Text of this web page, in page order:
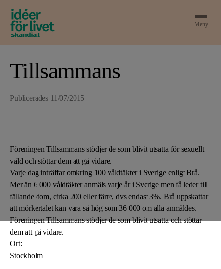
Meny
Tillsammans
Publicerades 11/07/2015
Föreningen Tillsammans stödjer de som blivit utsatta för sexuellt
våld och stöttar dem att gå vidare.
Varje dag inträffar omkring 100 våldtäkter i Sverige enligt Brå.
Mer än 6 000 våldtäkter anmäls varje år i Sverige men få leder till
fällande dom, cirka 200 eller färre, dvs endast 3%. Brå uppskattar
att mörkertalet kan vara så hög som 36 000 om alla anmäldes.
Föreningen Tillsammans stödjer de som blivit utsatta och stöttar
dem att gå vidare.
Ort:
Stockholm